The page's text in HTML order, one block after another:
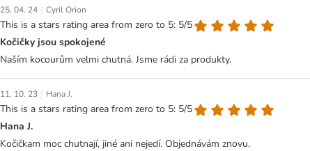
25. 04. 24 | Cyril Orion
This is a stars rating area from zero to 5: 5/5
Kočičky jsou spokojené
Naším kocourům velmi chutná. Jsme rádi za produkty.
11. 10. 23 | Hana J.
This is a stars rating area from zero to 5: 5/5
Hana J.
Kočičkam moc chutnají, jiné ani nejedí. Objednávám znovu.